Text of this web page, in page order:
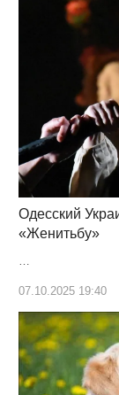
Одесский
«Женитьбу»
…
07.10.2025 19:40